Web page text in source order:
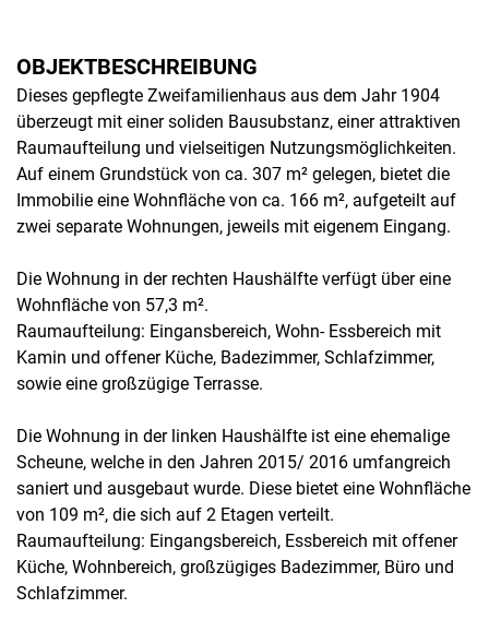
OBJEKTBESCHREIBUNG
Dieses gepflegte Zweifamilienhaus aus dem Jahr 1904
überzeugt mit einer soliden Bausubstanz, einer attraktiven
Raumaufteilung und vielseitigen Nutzungsmöglichkeiten.
Auf einem Grundstück von ca. 307 m² gelegen, bietet die
Immobilie eine Wohnfläche von ca. 166 m², aufgeteilt auf
zwei separate Wohnungen, jeweils mit eigenem Eingang.
Die Wohnung in der rechten Haushälfte verfügt über eine
Wohnfläche von 57,3 m².
Raumaufteilung: Eingansbereich, Wohn- Essbereich mit
Kamin und offener Küche, Badezimmer, Schlafzimmer,
sowie eine großzügige Terrasse.
Die Wohnung in der linken Haushälfte ist eine ehemalige
Scheune, welche in den Jahren 2015/ 2016 umfangreich
saniert und ausgebaut wurde. Diese bietet eine Wohnfläche
von 109 m², die sich auf 2 Etagen verteilt.
Raumaufteilung: Eingangsbereich, Essbereich mit offener
Küche, Wohnbereich, großzügiges Badezimmer, Büro und
Schlafzimmer.